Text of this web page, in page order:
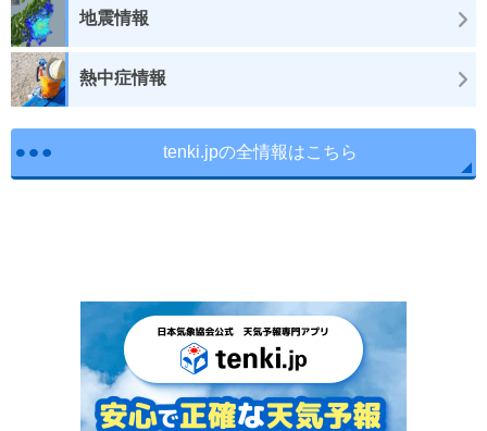
地震情報
熱中症情報
tenki.jpの全情報はこちら